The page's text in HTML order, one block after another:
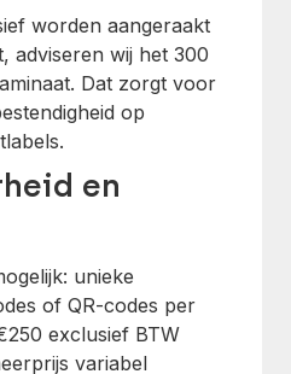
worden aangeraakt
adviseren wij het 300
Dat zorgt voor
op
en
unieke
of QR-codes per
exclusief BTW
variabel